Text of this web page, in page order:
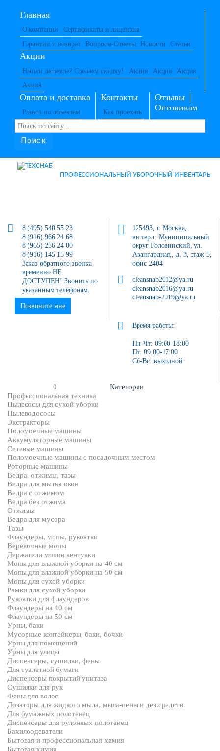
Главная
О компании
Сертификаты и лицензии
Гарантии и возврат
Вопросы-Ответы Новости Статьи
Акции
Нашли дешевле? Сделаем скидку! Акция Акция
Акция
Акция
Оплата и доставка
Развоз по объектам
Контакты
Как проехать
Отзывы
Оптовикам
Поиск
ПРОФЕССИОНАЛЬНЫЙ УБОРОЧНЫЙ ИНВЕНТАРЬ
8 (495) 540 55 23
8 (916) 966 24 68
8 (965) 256 24 00
8 (916) 145 15 99
Заказ обратного звонка
временно НЕ
ДОСТУПЕН! Звонить по
указанным телефонам.
Позвоните мне
125493, г. Москва,
вн.тер.г. Муниципальный
округ Головинский, ул.
Авангардная,, д. 3, этаж 5,
офис 2404
cleansnab2012@ya.ru
cleansnab2016@ya.ru
cleansnab-2019@ya.ru
Время работы:
Пн-Чт: 09:00-18:00
Пт: 09:00-17:00
Сб-Вс: выходной
0
Категории
Профессиональная техника
Пылесосы для сухой уборки
Пылеводососы
Экстракторы
Поломоечные машины
Аккумуляторные машины
Сетевые машины
Поломоечные машины с посадочным местом
Роторные машины
Ведра, отжимы, тазы
Ведра для мытья окон
Ведра с отжимом
Ведра без отжима
Отжимы
Ведра для мусора
Тазы
Флаундеры, мопы, рукоятки
Веревочные мопы
Держатели мопов кентукки
Мопы для влажной уборки на 40 см
Мопы для влажной уборки на 50 см
Мопы для сухой уборки
Рамки для сухой уборки
Рукоятки для флаундеров
Флаундеры на 40 см
Флаундеры на 50 см
Урны, баки
Мусорные контейнеры, баки, бочки
Урны для помещений
Урны для улицы
Диспенсеры, сушилки, фены
Для туалетной бумаги
Диспенсеры покрытий унитаза
Сушилки для рук
Фены для волос
Дозаторы для жидкого мыла, мыла-пены и дез.средств
Для бумажных полотенец
Диспенсеры для рулонных полотенец
Бахилоодеватели
Бытовая и профессиональная химия
Бытовая химия